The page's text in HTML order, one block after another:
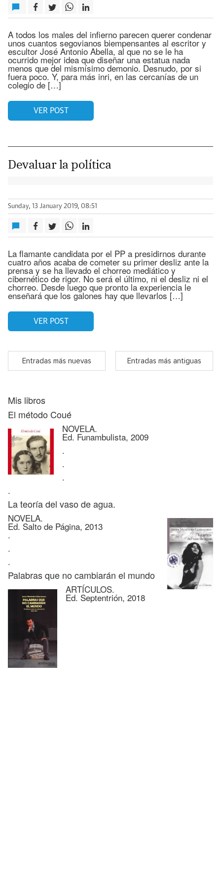
A todos los males del infierno parecen querer condenar
unos cuantos segovianos biempensantes al escritor y
escultor José Antonio Abella, al que no se le ha
ocurrido mejor idea que diseñar una estatua nada
menos que del mismísimo demonio. Desnudo, por si
fuera poco. Y, para más inri, en las cercanías de un
colegio de […]
VER POST
Devaluar la política
Sunday, 13 January 2019, 08:51
La flamante candidata por el PP a presidirnos durante
cuatro años acaba de cometer su primer desliz ante la
prensa y se ha llevado el chorreo mediático y
cibernético de rigor. No será el último, ni el desliz ni el
chorreo. Desde luego que pronto la experiencia le
enseñará que los galones hay que llevarlos […]
VER POST
Entradas más nuevas Entradas más antiguas
Mis libros
El método Coué
NOVELA.
Ed. Funambulista, 2009
.
.
.
.
La teoría del vaso de agua.
NOVELA.
Ed. Salto de Página, 2013
.
.
.
Palabras que no cambiarán el mundo
ARTÍCULOS.
Ed. Septentrión, 2018